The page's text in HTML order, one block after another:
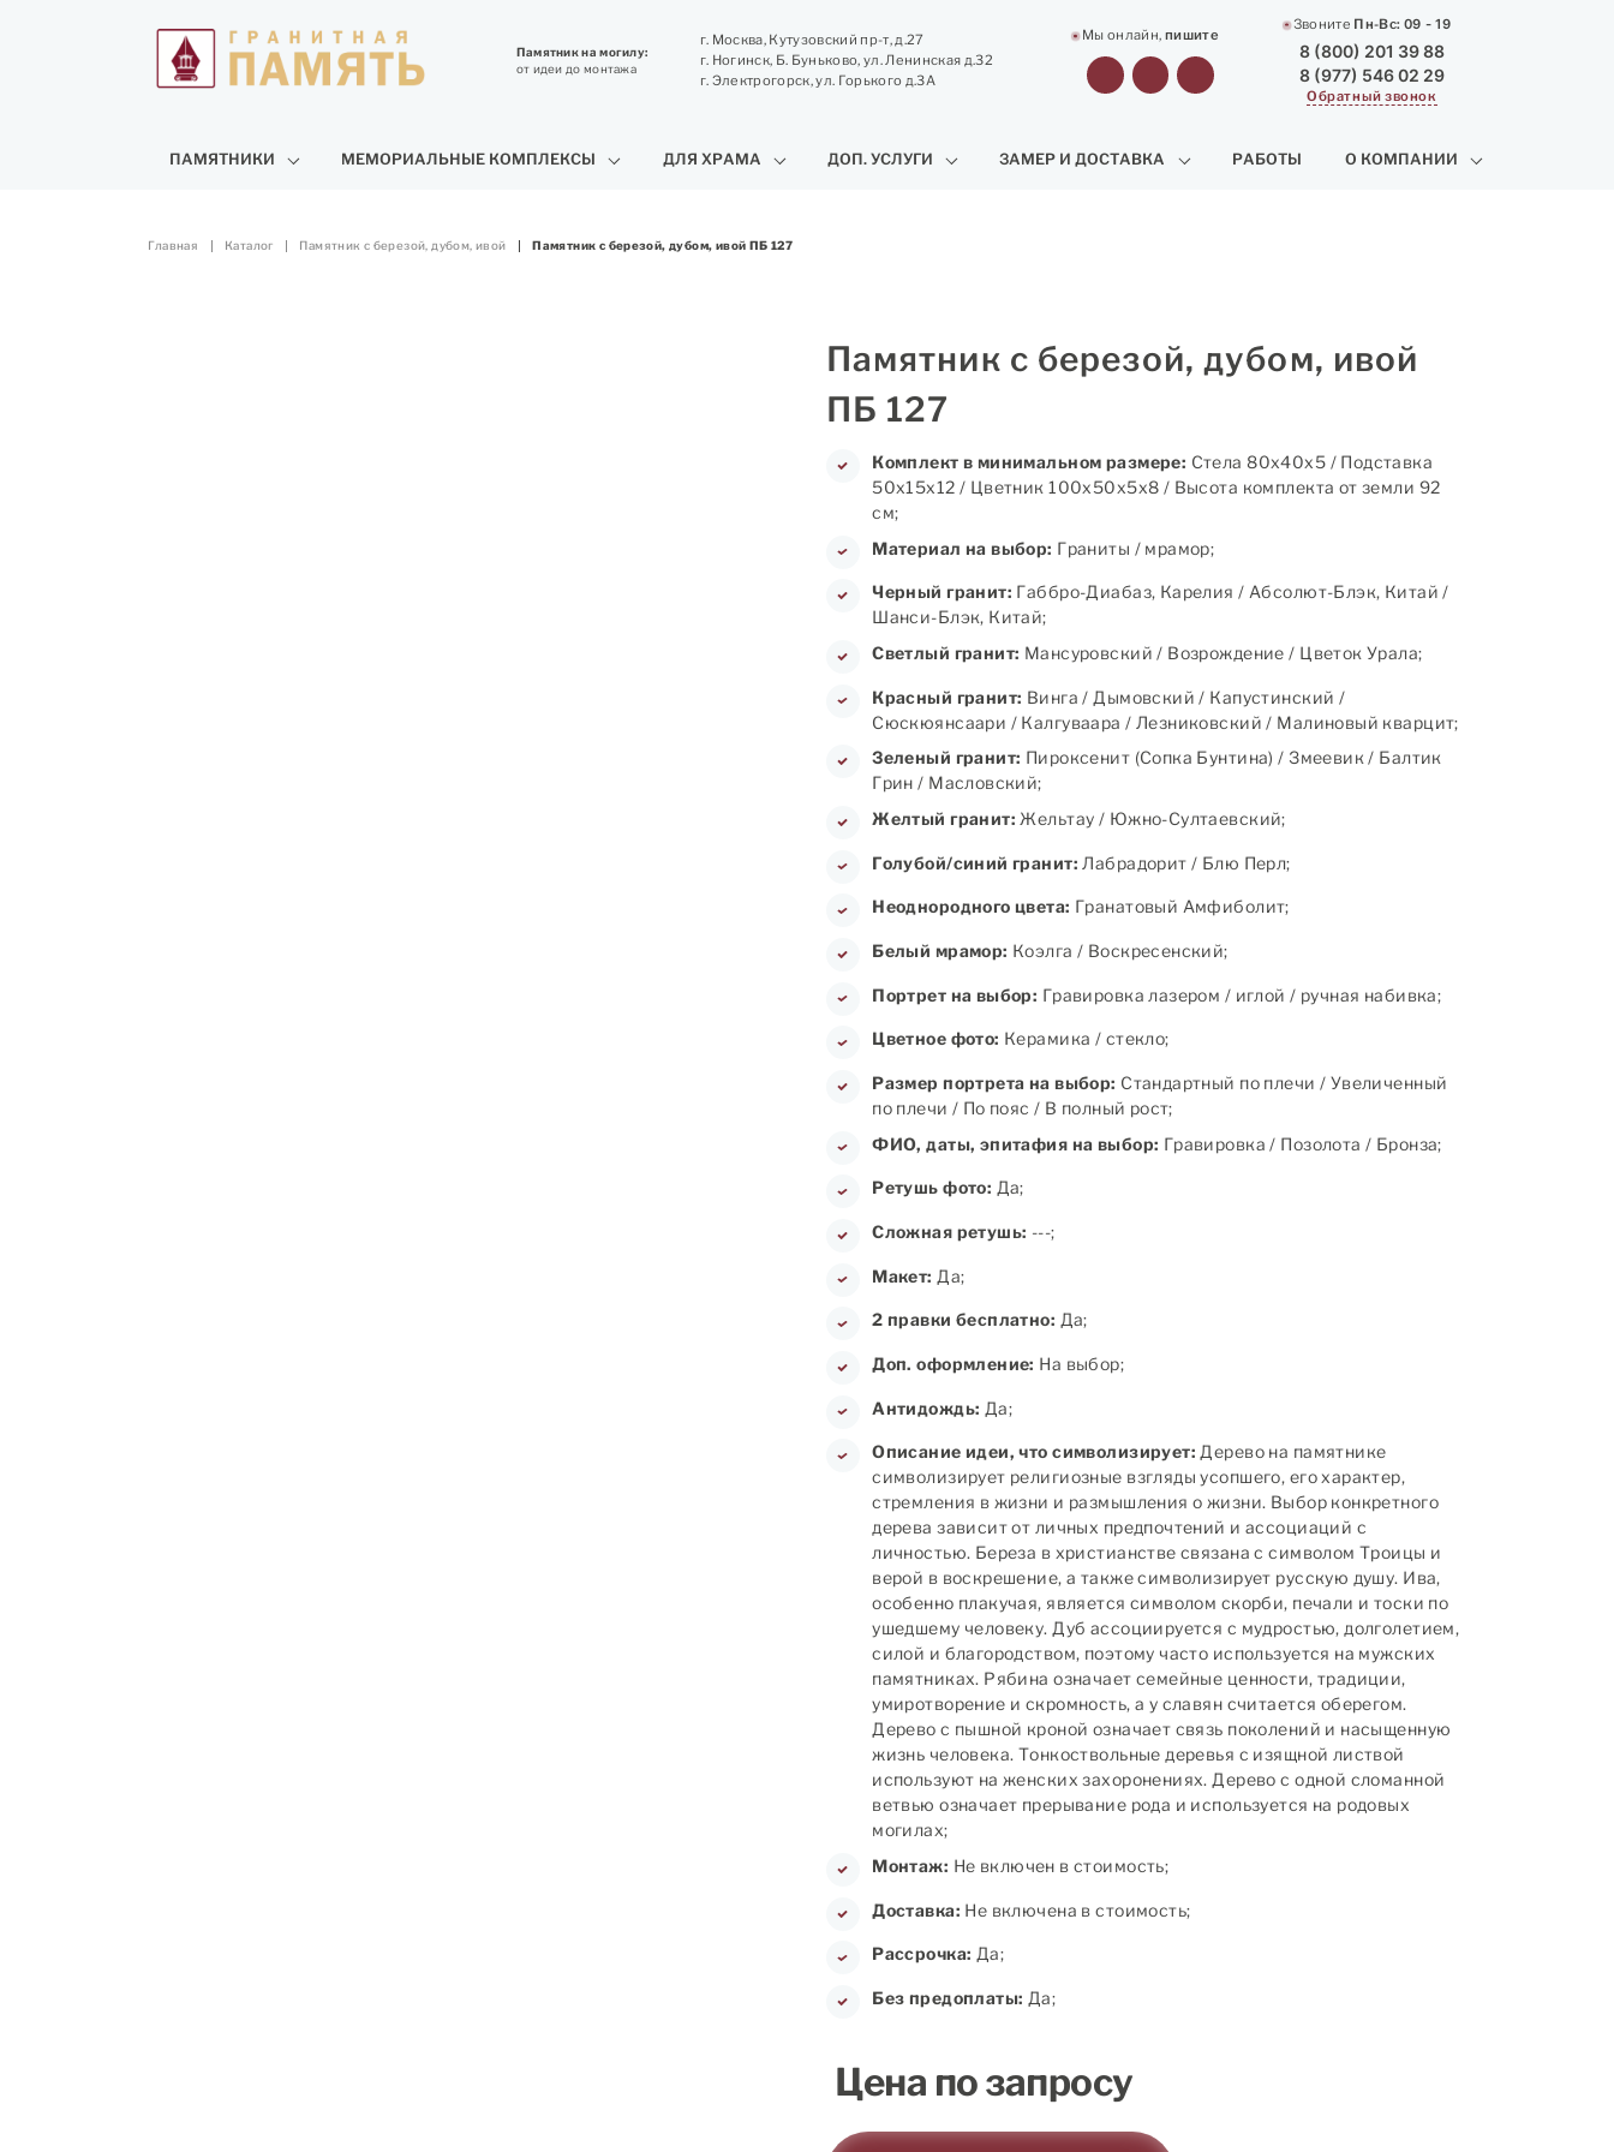
Памятник на могилу:
от идеи до монтажа
г. Москва, Кутузовский пр-т, д.27
г. Ногинск, Б. Буньково, ул. Ленинская д.32
г. Электрогорск, ул. Горького д.3А
Мы онлайн, пишите
Звоните Пн-Вс: 09 - 19
8 (800) 201 39 88
8 (977) 546 02 29
Обратный звонок
ПАМЯТНИКИ МЕМОРИАЛЬНЫЕ КОМПЛЕКСЫ ДЛЯ ХРАМА ДОП. УСЛУГИ ЗАМЕР И ДОСТАВКА РАБОТЫ О КОМПАНИИ
Главная Каталог Памятник с березой, дубом, ивой Памятник с березой, дубом, ивой ПБ 127
Памятник с березой, дубом, ивой
ПБ 127
Комплект в минимальном размере: Стела 80х40х5 / Подставка
50х15х12 / Цветник 100х50х5х8 / Высота комплекта от земли 92
см;
Материал на выбор: Граниты / мрамор;
Черный гранит: Габбро-Диабаз, Карелия / Абсолют-Блэк, Китай /
Шанси-Блэк, Китай;
Светлый гранит: Мансуровский / Возрождение / Цветок Урала;
Красный гранит: Винга / Дымовский / Капустинский /
Сюскюянсаари / Калгуваара / Лезниковский / Малиновый кварцит;
Зеленый гранит: Пироксенит (Сопка Бунтина) / Змеевик / Балтик
Грин / Масловский;
Желтый гранит: Жельтау / Южно-Султаевский;
Голубой/синий гранит: Лабрадорит / Блю Перл;
Неоднородного цвета: Гранатовый Амфиболит;
Белый мрамор: Коэлга / Воскресенский;
Портрет на выбор: Гравировка лазером / иглой / ручная набивка;
Цветное фото: Керамика / стекло;
Размер портрета на выбор: Стандартный по плечи / Увеличенный
по плечи / По пояс / В полный рост;
ФИО, даты, эпитафия на выбор: Гравировка / Позолота / Бронза;
Ретушь фото: Да;
Сложная ретушь: ---;
Макет: Да;
2 правки бесплатно: Да;
Доп. оформление: На выбор;
Антидождь: Да;
Описание идеи, что символизирует: Дерево на памятнике
символизирует религиозные взгляды усопшего, его характер,
стремления в жизни и размышления о жизни. Выбор конкретного
дерева зависит от личных предпочтений и ассоциаций с
личностью. Береза в христианстве связана с символом Троицы и
верой в воскрешение, а также символизирует русскую душу. Ива,
особенно плакучая, является символом скорби, печали и тоски по
ушедшему человеку. Дуб ассоциируется с мудростью, долголетием,
силой и благородством, поэтому часто используется на мужских
памятниках. Рябина означает семейные ценности, традиции,
умиротворение и скромность, а у славян считается оберегом.
Дерево с пышной кроной означает связь поколений и насыщенную
жизнь человека. Тонкоствольные деревья с изящной листвой
используют на женских захоронениях. Дерево с одной сломанной
ветвью означает прерывание рода и используется на родовых
могилах;
Монтаж: Не включен в стоимость;
Доставка: Не включена в стоимость;
Рассрочка: Да;
Без предоплаты: Да;
Цена по запросу